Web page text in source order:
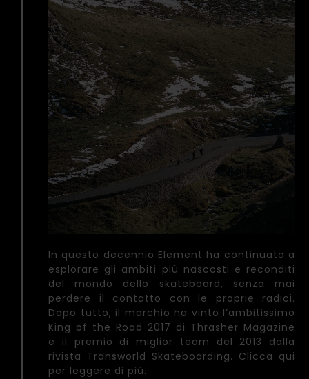
In questo decennio Element ha continuato a
esplorare gli ambiti più nascosti e reconditi
del mondo dello skateboard, senza mai
perdere il contatto con le proprie radici.
Dopo tutto, il marchio ha vinto l’ambitissimo
King of the Road 2017 di Thrasher Magazine
e il premio di miglior team del 2013 dalla
rivista Transworld Skateboarding. Clicca qui
per leggere di più.